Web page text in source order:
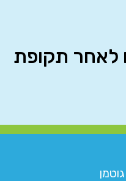
לאחר תקופת